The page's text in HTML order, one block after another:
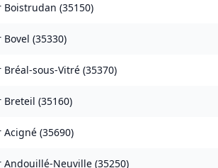
Boistrudan (35150)
Bovel (35330)
Bréal-sous-Vitré (35370)
Breteil (35160)
Acigné (35690)
Andouillé-Neuville (35250)